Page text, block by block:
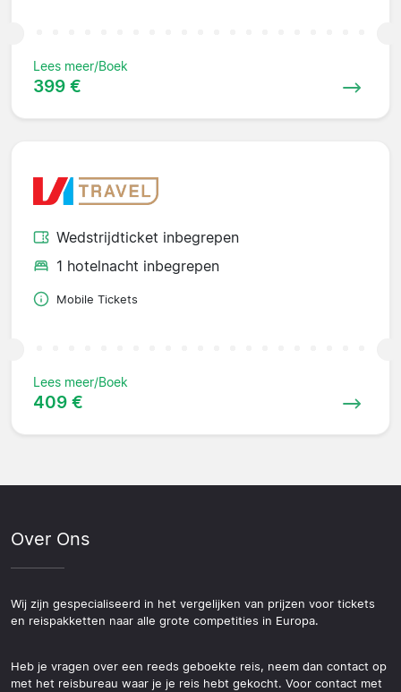
Lees meer/Boek
399 €
Wedstrijdticket inbegrepen
1 hotelnacht inbegrepen
Mobile Tickets
Lees meer/Boek
409 €
Over Ons
Wij zijn gespecialiseerd in het vergelijken van prijzen voor tickets
en reispakketten naar alle grote competities in Europa.
Heb je vragen over een reeds geboekte reis, neem dan contact op
met het reisbureau waar je je reis hebt gekocht. Voor contact met